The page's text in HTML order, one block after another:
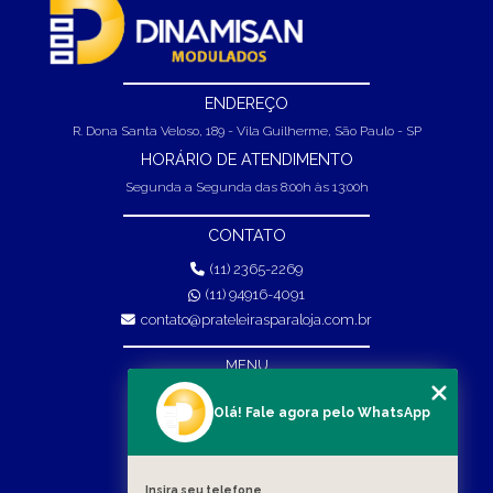
PARA VENDER MAIS
ESCOLHER A IDEAL
ESCOLHER A IDEAL
ORGANIZAR SUA OFICINA
ENDEREÇO
R. Dona Santa Veloso, 189 - Vila Guilherme, São Paulo - SP
HORÁRIO DE ATENDIMENTO
Segunda a Segunda das 8:00h às 13:00h
CONTATO
(11) 2365-2269
(11) 94916-4091
contato@prateleirasparaloja.com.br
MENU
Olá! Fale agora pelo WhatsApp
Insira seu telefone